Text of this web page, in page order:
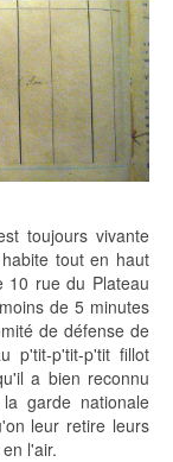
toujours vivante
tout en haut
10 rue du Plateau
de 5 minutes
de défense de
p'tit-p'tit-p'tit fillot
a bien reconnu
garde nationale
leur retire leurs
l'air.